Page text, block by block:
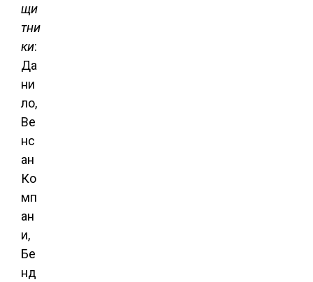
щи
тни
ки:
Да
ни
ло,
Ве
нс
ан
Ко
мп
ан
и,
Бе
нд